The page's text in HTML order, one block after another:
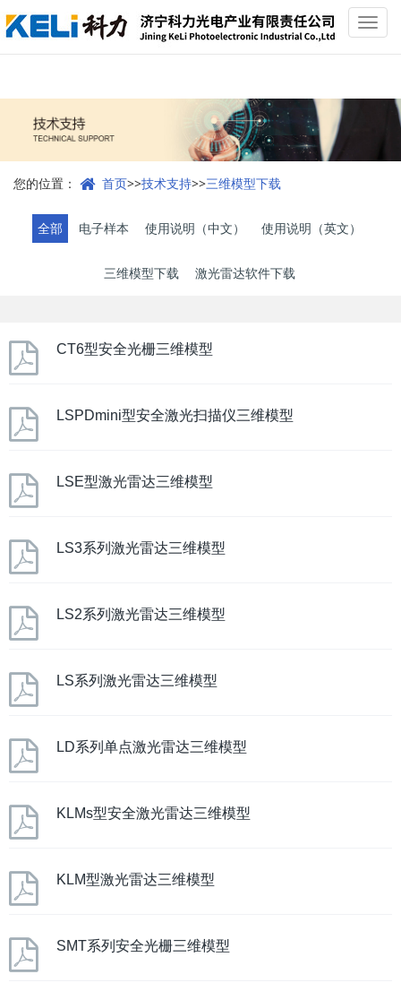
您的位置： 首页>>技术支持>>三维模型下载
全部 电子样本 使用说明（中文） 使用说明（英文）
三维模型下载 激光雷达软件下载
CT6型安全光栅三维模型
LSPDmini型安全激光扫描仪三维模型
LSE型激光雷达三维模型
LS3系列激光雷达三维模型
LS2系列激光雷达三维模型
LS系列激光雷达三维模型
LD系列单点激光雷达三维模型
KLMs型安全激光雷达三维模型
KLM型激光雷达三维模型
SMT系列安全光栅三维模型